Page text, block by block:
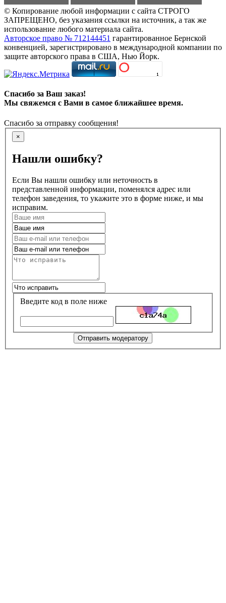
© Копирование любой информации с сайта СТРОГО
ЗАПРЕЩЕНО, без указания ссылки на источник, а так же
использование любого материала сайта.
Авторское право № 712144451 гарантированное Бернской
конвенцией, зарегистрировано в международной компании по
защите авторского права в США, Нью Йорк.
Спасибо за Ваш заказ!
Мы свяжемся с Вами в самое ближайшее время.
Спасибо за отправку сообщения!
×
Нашли ошибку?
Если Вы нашли ошибку или неточность в
представленной информации, поменялся адрес или
телефон заведения, то укажите это в форме ниже, и мы
исправим.
Введите код в поле ниже
Отправить модератору